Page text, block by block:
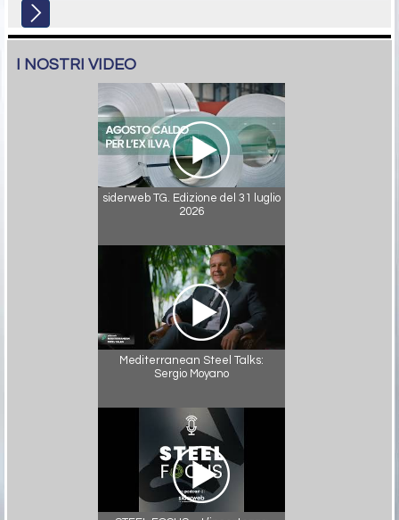
I NOSTRI VIDEO
siderweb TG. Edizione del 31 luglio
2026
Mediterranean Steel Talks:
Sergio Moyano